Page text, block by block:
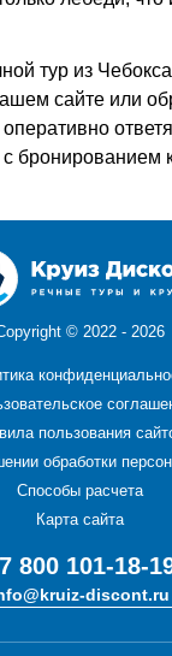
тур из
сайте или
бронированием
© 2022 - 2026
пользования
обработки
Способы расчета
Карта сайта
800 101-18-
discont.ru